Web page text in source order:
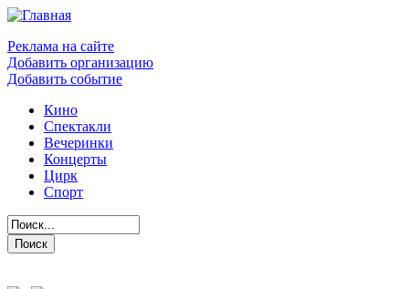
Реклама на сайте
Добавить организацию
Добавить событие
Кино
Спектакли
Вечеринки
Концерты
Цирк
Спорт